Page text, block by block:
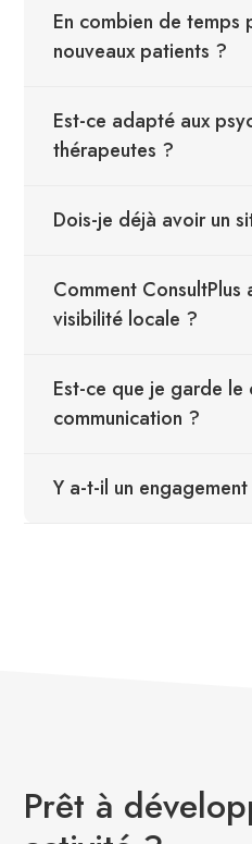
En combien de temps
nouveaux patients ?
Est-ce adapté aux
thérapeutes ?
Dois-je déjà avoir un
Comment ConsultPlus
visibilité locale ?
Est-ce que je garde le
communication ?
Y a-t-il un
Prêt à